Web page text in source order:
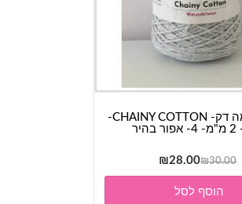
חוט מקרמה דק- CHAINY COTTON-
₪30.00
המחיר
המקורי
היה:
₪28.00
המחיר
הנוכחי
הוסף לסל